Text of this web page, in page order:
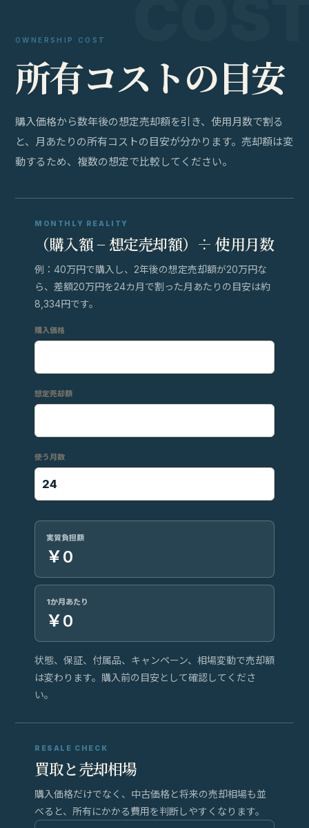
OWNERSHIP COST
所有コス トの目安
購入価格から数年後の想定売却額を引き、使用月数で割る
と、月あたりの所有コストの目安が分かります。売却額は変
動するため、複数の想定で比較してください。
MONTHLY REALITY
（購入額 − 想定売却額）÷ 使用月数
例：40万円で購入し、2年後の想定売却額が20万円な
ら、差額20万円を24カ月で割った月あたりの目安は約
8,334円です。
購入価格
想定売却額
使う月数
実質負担額
￥0
1か月あたり
￥0
状態、保証、付属品、キャンペーン、相場変動で売却額
は変わります。購入前の目安として確認してくださ
い。
RESALE CHECK
買取と売却相場
購入価格だけでなく、中古価格と将来の売却相場も並
べると、所有にかかる費用を判断しやすくなります。